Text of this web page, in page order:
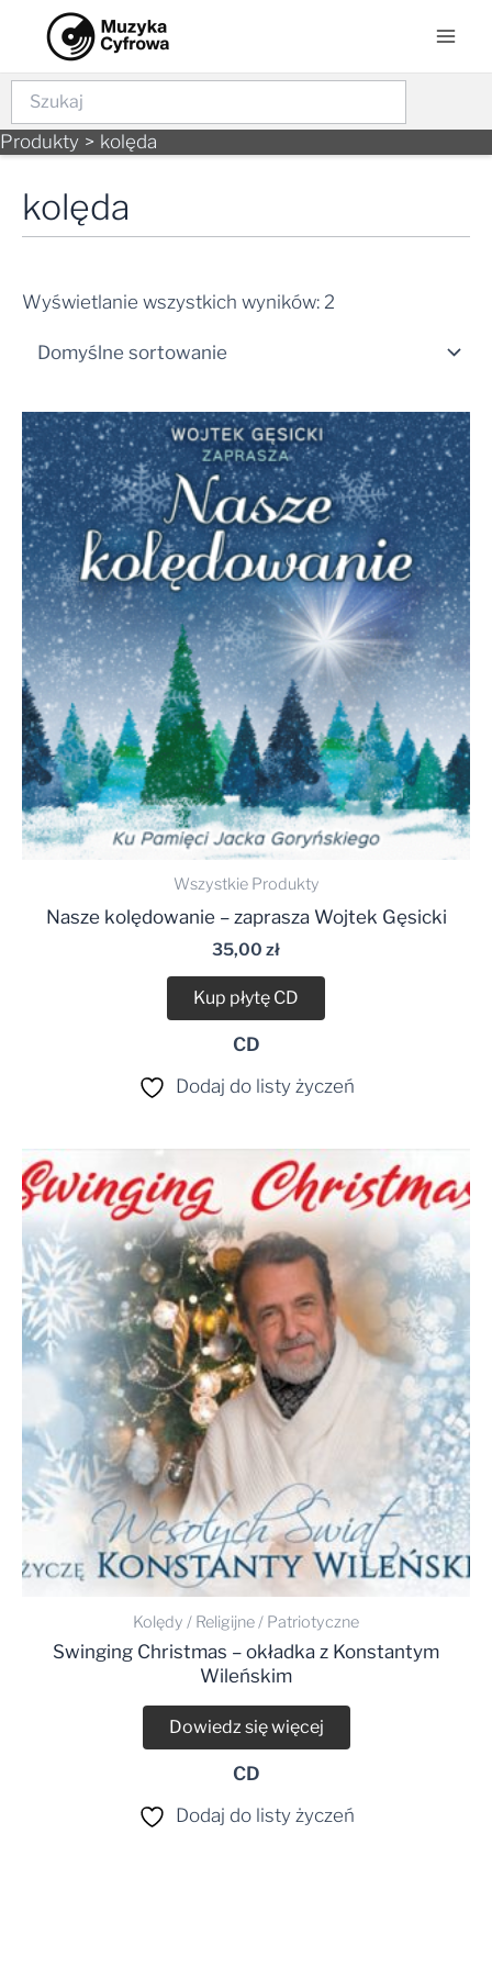
content
Szukaj
Produkty kolęda
kolęda
Wyświetlanie wszystkich wyników: 2
Wszystkie Produkty
Nasze kolędowanie – zaprasza Wojtek Gęsicki
35,00 zł
Kup płytę CD
CD
Dodaj do listy życzeń
Kolędy / Religijne / Patriotyczne
Swinging Christmas – okładka z Konstantym
Wileńskim
Dowiedz się więcej
CD
Dodaj do listy życzeń